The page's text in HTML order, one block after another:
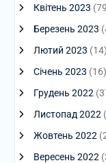
Квітень 2023
Березень 2023
Лютий 2023 (14)
Січень 2023 (16)
Грудень 2022
Листопад 2022
Жовтень 2022
Вересень 2022